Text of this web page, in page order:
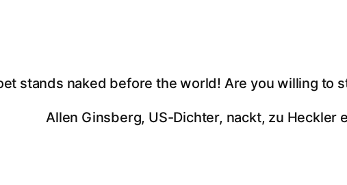
stands naked before the world! Are you willing to
Allen Ginsberg, US-Dichter, nackt, zu Heckler